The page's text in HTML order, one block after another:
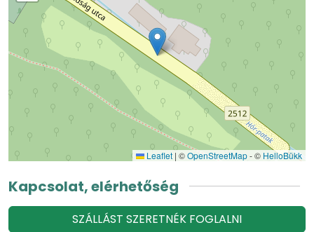
Leaflet | ©OpenStreetMap- © HelloBükk
Kapcsolat, elérhetőség
SZÁLLÁST SZERETNÉK FOGLALNI